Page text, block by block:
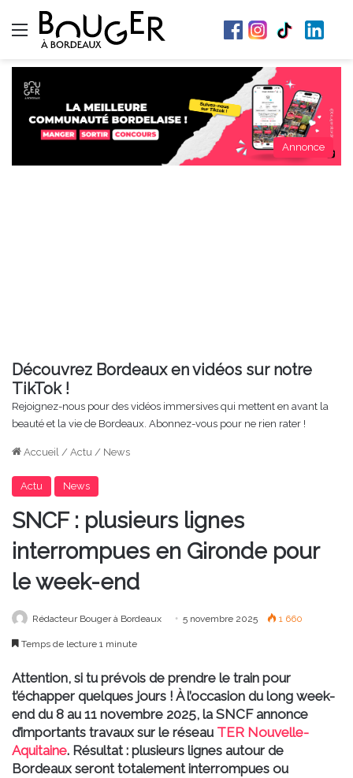
Menu
Annonce
Découvrez Bordeaux en vidéos sur notre
TikTok !
Rejoignez-nous pour des vidéos immersives qui mettent en avant la
beauté et la vie de Bordeaux. Abonnez-vous pour ne rien rater !
Accueil / Actu / News
Actu News
SNCF : plusieurs lignes
interrompues en Gironde pour
le week-end
Rédacteur Bouger à Bordeaux 5 novembre 2025 1 660
Temps de lecture 1 minute
Attention, si tu prévois de prendre le train pour
t’échapper quelques jours ! À l’occasion du long week-
end du 8 au 11 novembre 2025, la SNCF annonce
d’importants travaux sur le réseau TER Nouvelle-
Aquitaine. Résultat : plusieurs lignes autour de
Bordeaux seront totalement interrompues ou